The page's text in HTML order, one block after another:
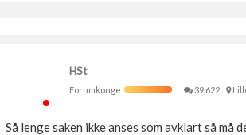
HSt
Forumkonge
39,622
Så lenge saken ikke anses som avklart så